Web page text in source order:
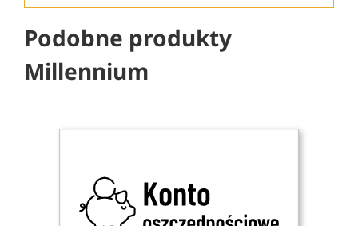
Podobne produkty
Millennium